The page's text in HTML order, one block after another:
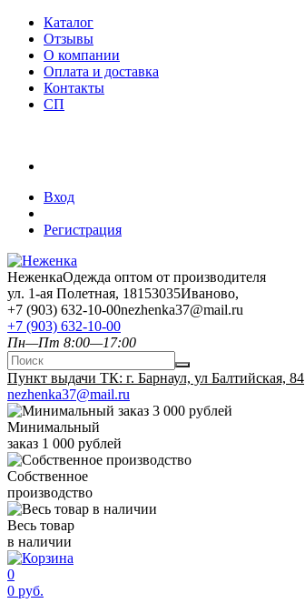
Каталог
Отзывы
О компании
Оплата и доставка
Контакты
СП
Вход
Регистрация
НеженкаОдежда оптом от производителя
ул. 1-ая Полетная, 18153035Иваново,
+7 (903) 632-10-00nezhenka37@mail.ru
+7 (903) 632-10-00
Пн—Пт 8:00—17:00
Пункт выдачи ТК: г. Барнаул, ул Балтийская, 84
nezhenka37@mail.ru
Минимальный
заказ 1 000 рублей
Собственное
производство
Весь товар
в наличии
0
0 руб.